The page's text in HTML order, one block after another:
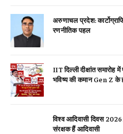
अरुणाचल प्रदेश:
रणनीतिक पहल
IIT दिल्ली दीक्षांत समारोह
भविष्य की कमान Gen Z के
विश्व आदिवासी दिवस
संरक्षक हैं आदिवासी